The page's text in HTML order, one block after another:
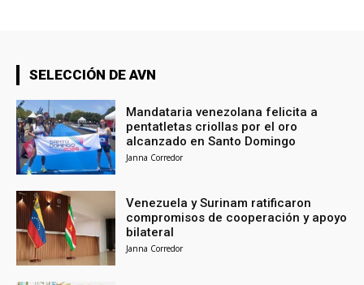
SELECCIÓN DE AVN
Mandataria venezolana felicita a
pentatletas criollas por el oro
alcanzado en Santo Domingo
Janna Corredor
Venezuela y Surinam ratificaron
compromisos de cooperación y apoyo
bilateral
Janna Corredor